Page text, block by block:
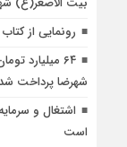
رونمایی از
۶۴ میلیارد
شهرضا پرداخت
اشتغال و
است